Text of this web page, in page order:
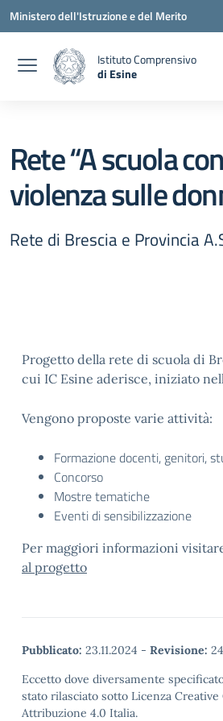
Vai ai contenuti
Vai al menu di navigazione
Vai al footer
Ministero dell'Istruzione e del Merito
Istituto Comprensivo
di Esine
Rete “A scuola
violenza sulle
Rete di Brescia e Provincia
Progetto della rete di scuola di
cui IC Esine aderisce, iniziato
Vengono proposte varie attività:
Formazione docenti, genitori,
Concorso
Mostre tematiche
Eventi di sensibilizzazione
Per maggiori informazioni
al progetto
Pubblicato: 23.11.2024 - Revisione:
Eccetto dove diversamente
stato rilasciato sotto Licenza Creative
Attribuzione 4.0 Italia.